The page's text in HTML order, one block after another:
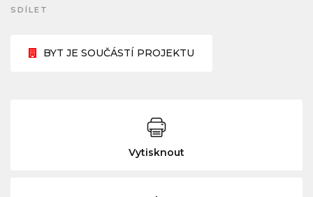
SDÍLET
BYT JE SOUČÁSTÍ PROJEKTU
Vytisknout